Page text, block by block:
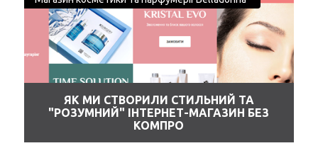
ЯК МИ СТВОРИЛИ СТИЛЬНИЙ ТА
"РОЗУМНИЙ" ІНТЕРНЕТ-МАГАЗИН БЕЗ
КОМПРО